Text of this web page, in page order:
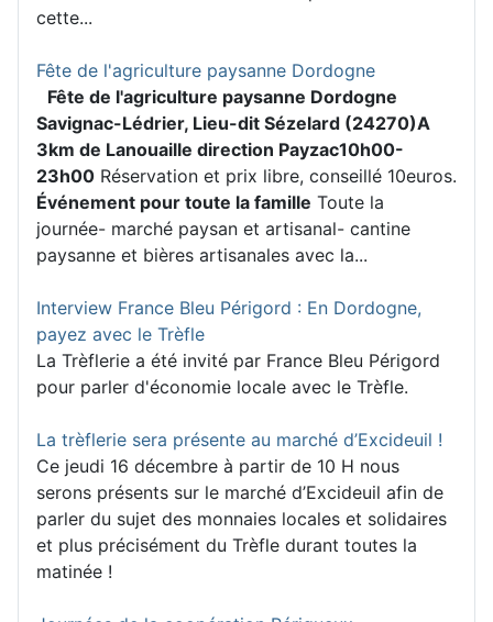
cette...
Fête de l'agriculture paysanne Dordogne
Fête de l'agriculture paysanne Dordogne
Savignac-Lédrier, Lieu-dit Sézelard (24270)A
3km de Lanouaille direction Payzac10h00-
23h00 Réservation et prix libre, conseillé 10euros.
Événement pour toute la famille Toute la
journée- marché paysan et artisanal- cantine
paysanne et bières artisanales avec la...
Interview France Bleu Périgord : En Dordogne,
payez avec le Trèfle
La Trèflerie a été invité par France Bleu Périgord
pour parler d'économie locale avec le Trèfle.
La trèflerie sera présente au marché d’Excideuil !
Ce jeudi 16 décembre à partir de 10 H nous
serons présents sur le marché d’Excideuil afin de
parler du sujet des monnaies locales et solidaires
et plus précisément du Trèfle durant toutes la
matinée !